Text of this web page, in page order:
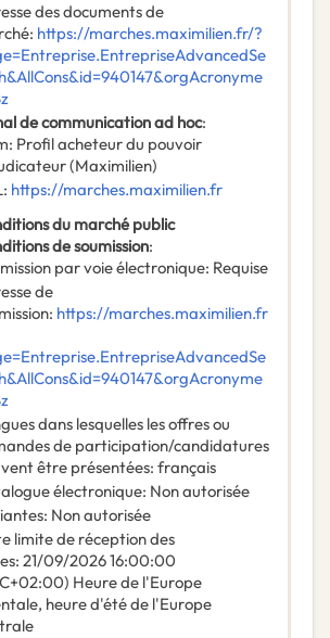
des documents de
: https://marches.maximilien.fr/?
de communication ad hoc:
: Profil acheteur du pouvoir
(Maximilien)
: https://marches.maximilien.fr
du marché public
de soumission:
par voie électronique: Requise
de
: https://marches.maximilien.fr
dans lesquelles les offres ou
de participation/candidatures
être présentées: français
électronique: Non autorisée
: Non autorisée
limite de réception des
: 21/09/202616:00:00
Heure de l'Europe
heure d'été de l'Europe